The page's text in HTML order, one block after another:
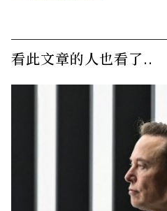
看此文章的人也看了..